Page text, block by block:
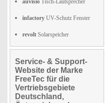
auvisio Tisch-Lautsprecher
infactory UV-Schutz Fenster
revolt Solarspeicher
Service- & Support-
Website der Marke
FreeTec für die
Vertriebsgebiete
Deutschland,